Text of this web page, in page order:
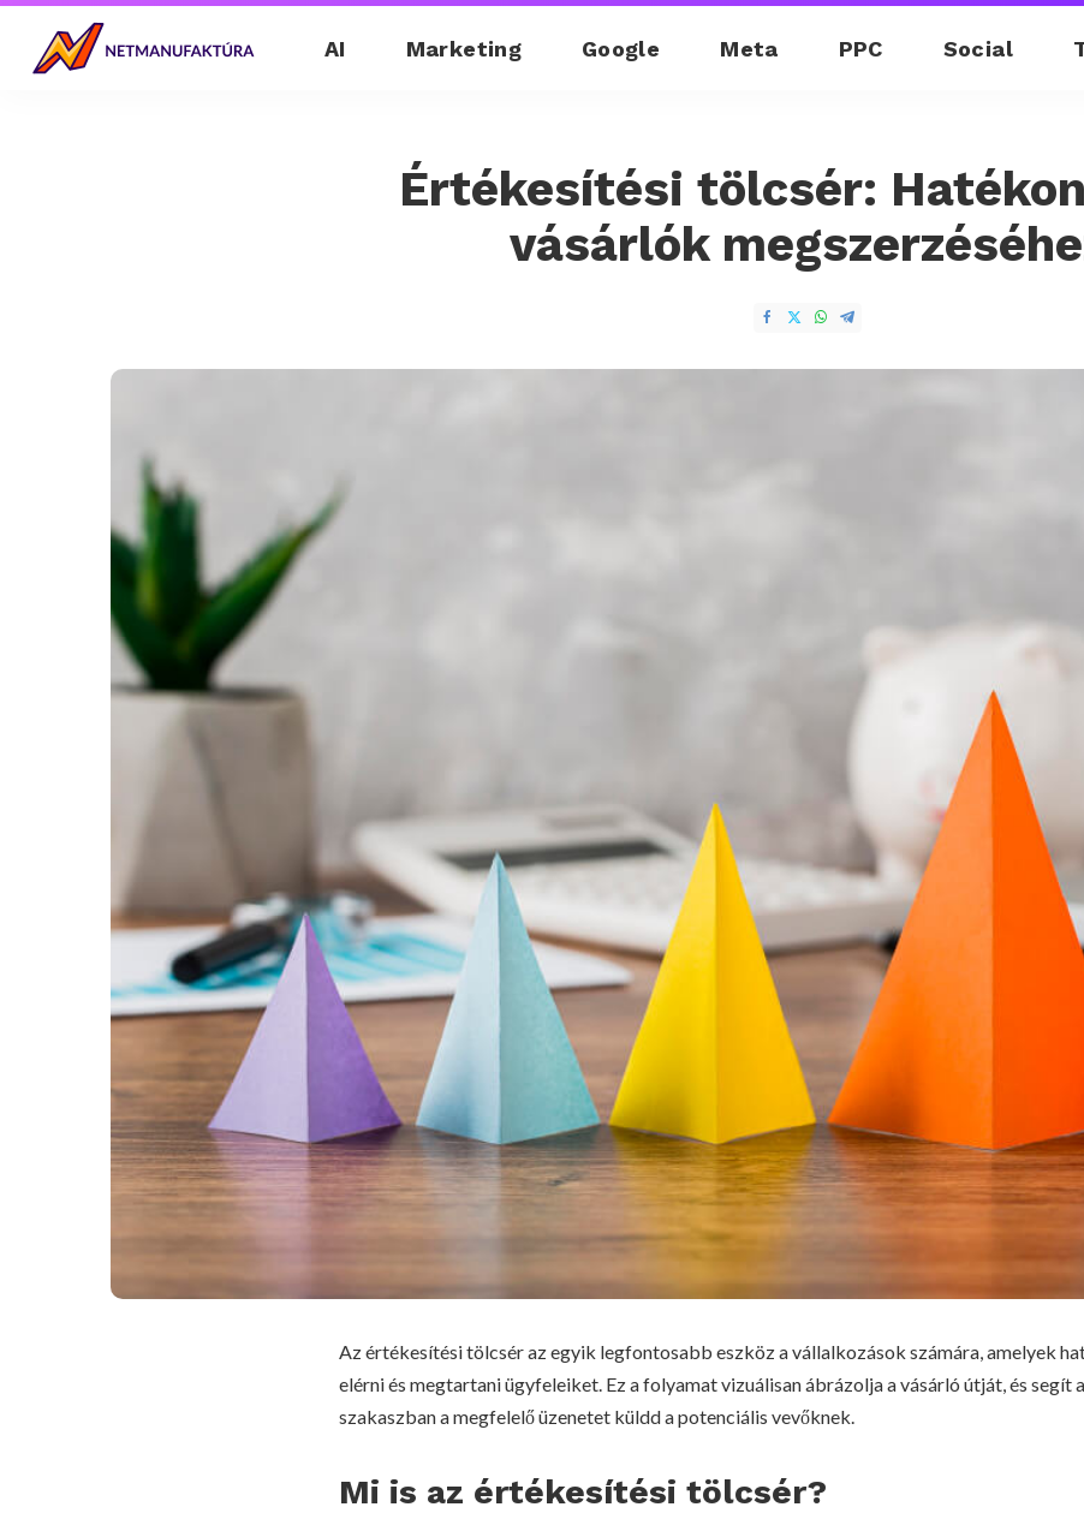
AI Marketing Google Meta PPC Social
Értékesítési tölcsér:
vásárlók
Az értékesítési tölcsér az egyik legfontosabb eszköz a vállalkozások számára, amelyek
elérni és megtartani ügyfeleiket. Ez a folyamat vizuálisan ábrázolja a vásárló útját, és segít
szakaszban a megfelelő üzenetet küldd a potenciális vevőknek.
Mi is az értékesítési tölcsér?